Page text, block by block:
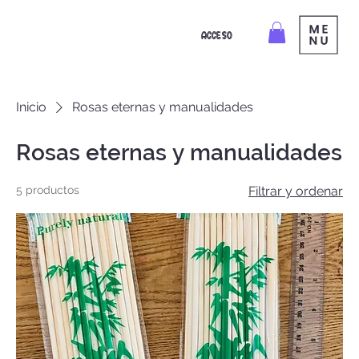
ACCESO
Inicio Rosas eternas y manualidades
Rosas eternas y manualidades
5 productos Filtrar y ordenar